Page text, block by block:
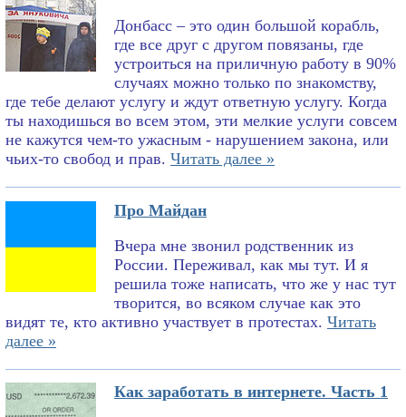
Донбасс – это один большой корабль,
где все друг с другом повязаны, где
устроиться на приличную работу в 90%
случаях можно только по знакомству,
где тебе делают услугу и ждут ответную услугу. Когда
ты находишься во всем этом, эти мелкие услуги совсем
не кажутся чем-то ужасным - нарушением закона, или
чьих-то свобод и прав. Читать далее »
Про Майдан
Вчера мне звонил родственник из
России. Переживал, как мы тут. И я
решила тоже написать, что же у нас тут
творится, во всяком случае как это
видят те, кто активно участвует в протестах. Читать
далее »
Как заработать в интернете. Часть 1